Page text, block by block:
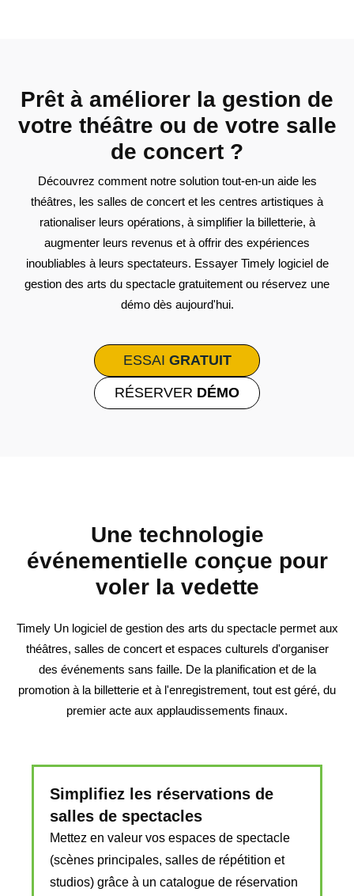
Prêt à améliorer la gestion de
votre théâtre ou de votre salle
de concert ?
Découvrez comment notre solution tout-en-un aide les
théâtres, les salles de concert et les centres artistiques à
rationaliser leurs opérations, à simplifier la billetterie, à
augmenter leurs revenus et à offrir des expériences
inoubliables à leurs spectateurs. Essayer Timely logiciel de
gestion des arts du spectacle gratuitement ou réservez une
démo dès aujourd'hui.
ESSAI GRATUIT
RÉSERVER DÉMO
Une technologie
événementielle conçue pour
voler la vedette
Timely Un logiciel de gestion des arts du spectacle permet aux
théâtres, salles de concert et espaces culturels d'organiser
des événements sans faille. De la planification et de la
promotion à la billetterie et à l'enregistrement, tout est géré, du
premier acte aux applaudissements finaux.
Simplifiez les réservations de
salles de spectacles
Mettez en valeur vos espaces de spectacle
(scènes principales, salles de répétition et
studios) grâce à un catalogue de réservation